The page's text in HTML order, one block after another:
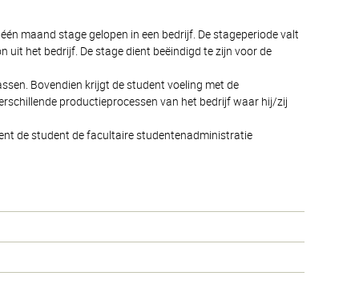
maand stage gelopen in een bedrijf. De stageperiode valt
uit het bedrijf. De stage dient beëindigd te zijn voor de
Bovendien krijgt de student voeling met de
productieprocessen van het bedrijf waar hij/zij
de student de facultaire studentenadministratie